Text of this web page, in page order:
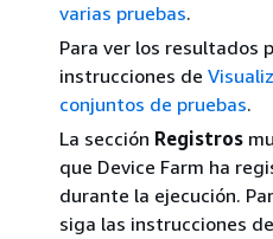
varias pruebas.
Para ver los resultados
instrucciones de
conjuntos de pruebas.
La sección Registros
que Device Farm ha
durante la ejecución.
siga las instrucciones de